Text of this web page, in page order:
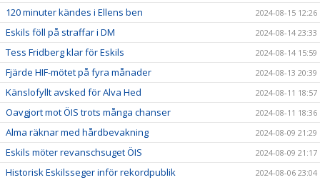
120 minuter kändes i Ellens ben 2024-08-15 12:26
Eskils föll på straffar i DM 2024-08-14 23:33
Tess Fridberg klar för Eskils 2024-08-14 15:59
Fjärde HIF-mötet på fyra månader 2024-08-13 20:39
Känslofyllt avsked för Alva Hed 2024-08-11 18:57
Oavgjort mot ÖIS trots många chanser 2024-08-11 18:36
Alma räknar med hårdbevakning 2024-08-09 21:29
Eskils möter revanschsuget ÖIS 2024-08-09 21:17
Historisk Eskilsseger inför rekordpublik 2024-08-06 23:04